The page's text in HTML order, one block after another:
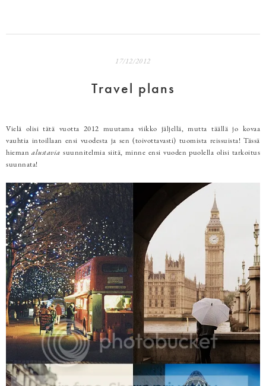
17/12/2012
Travel plans
Vielä olisi tätä vuotta 2012 muutama viikko jäljellä, mutta täällä jo kovaa
vauhtia intoillaan ensi vuodesta ja sen (toivottavasti) tuomista reissuista! Tässä
hiemanalustavia suunnitelmia siitä, minne ensi vuoden puolella olisi tarkoitus
suunnata!